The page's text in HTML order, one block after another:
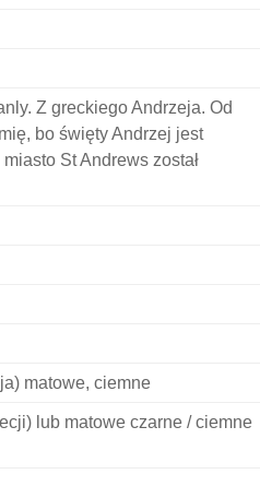
Z greckiego Andrzeja. Od
bo święty Andrzej jest
St Andrews został
matowe, ciemne
lub matowe czarne / ciemne